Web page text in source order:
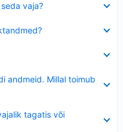
vaja?
andmeid. Millal toimub
tagatis või